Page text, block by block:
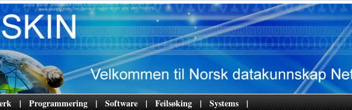
| Programmering | Software | Feilsøking | Systems |